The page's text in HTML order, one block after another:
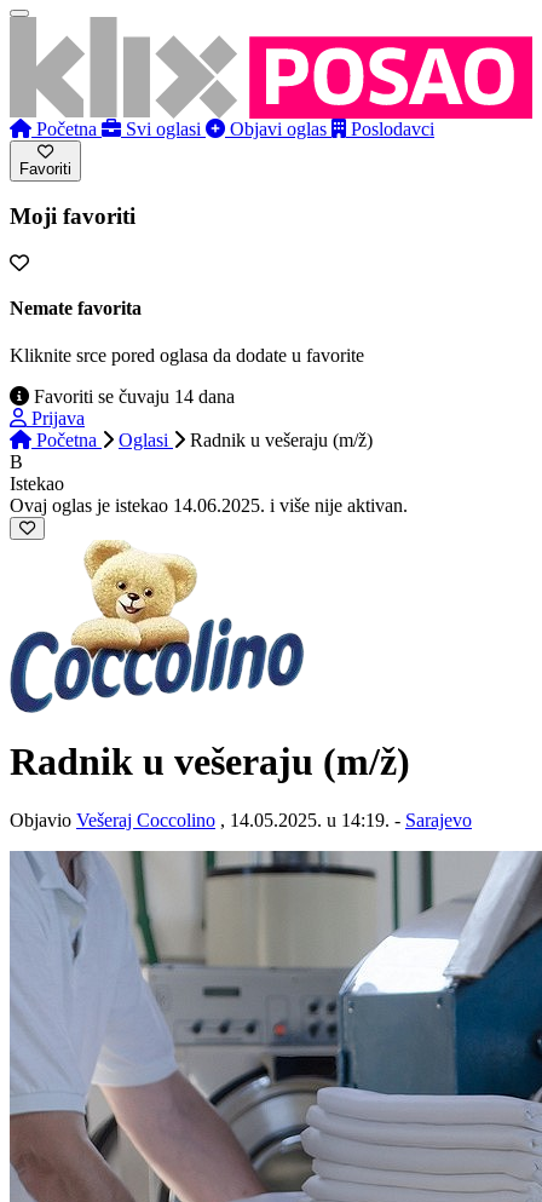
Početna Svi oglasi Objavi oglas Poslodavci
Favoriti
Moji favoriti
Nemate favorita
Kliknite srce pored oglasa da dodate u favorite
Favoriti se čuvaju 14 dana
Prijava
Početna
Oglasi
Radnik u vešeraju (m/ž)
B
Istekao
Ovaj oglas je istekao 14.06.2025. i više nije aktivan.
Radnik u vešeraju (m/ž)
Objavio Vešeraj Coccolino , 14.05.2025. u 14:19. - Sarajevo